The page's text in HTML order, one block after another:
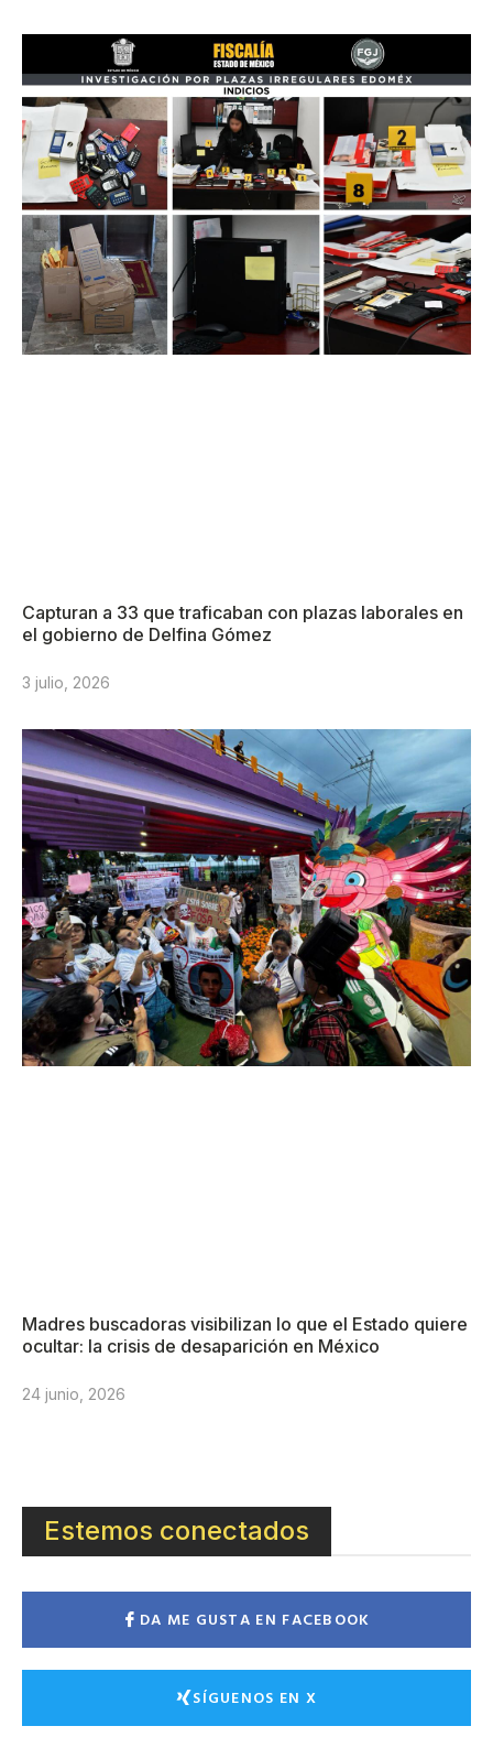
Capturan a 33 que traficaban con plazas laborales en
el gobierno de Delfina Gómez
3 julio, 2026
Madres buscadoras visibilizan lo que el Estado quiere
ocultar: la crisis de desaparición en México
24 junio, 2026
Estemos conectados
DA ME GUSTA EN FACEBOOK
SÍGUENOS EN X